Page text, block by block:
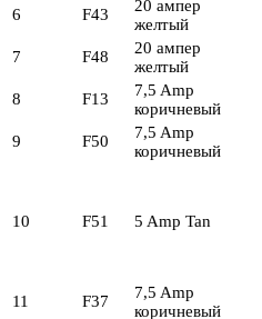
6
F43
20 ампер
желтый
7 F48
20 ампер
желтый
8
F13
7,5 Amp
коричневый
9
F50
7,5 Amp
коричневый
10 F51 5 Amp Tan
11
F37
7,5 Amp
коричневый